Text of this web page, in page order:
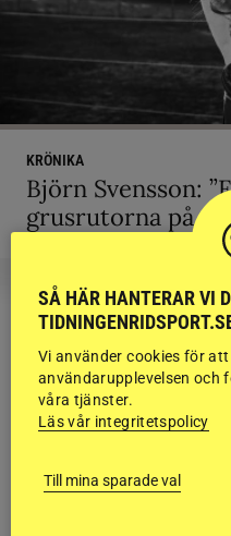
KRÖNIKA
Björn Svensson:
grusrutorna på
SÅ HÄR HANTERAR VI
Vi använder cookies för
användarupplevelsen och
våra tjänster.
Läs vår integritetspolicy
Till mina sparade val